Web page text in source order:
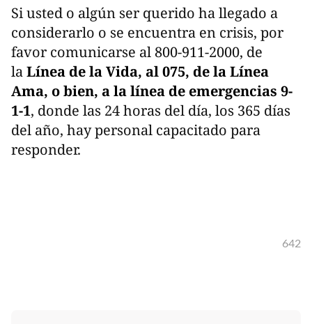
Si usted o algún ser querido ha llegado a
considerarlo o se encuentra en crisis, por
favor comunicarse al 800-911-2000, de
laLínea de la Vida, al 075, de la Línea
Ama, o bien, a la línea de emergencias 9-
1-1, donde las 24 horas del día, los 365 días
del año, hay personal capacitado para
responder.
642